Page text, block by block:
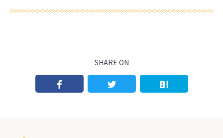
SHARE ON